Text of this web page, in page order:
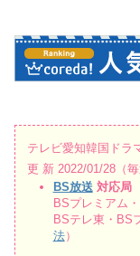
テレビ愛知韓国ドラ
更 新 2022/01/28（
BS放送 対応局
BSプレミアム
BSテレ東・BS
法）